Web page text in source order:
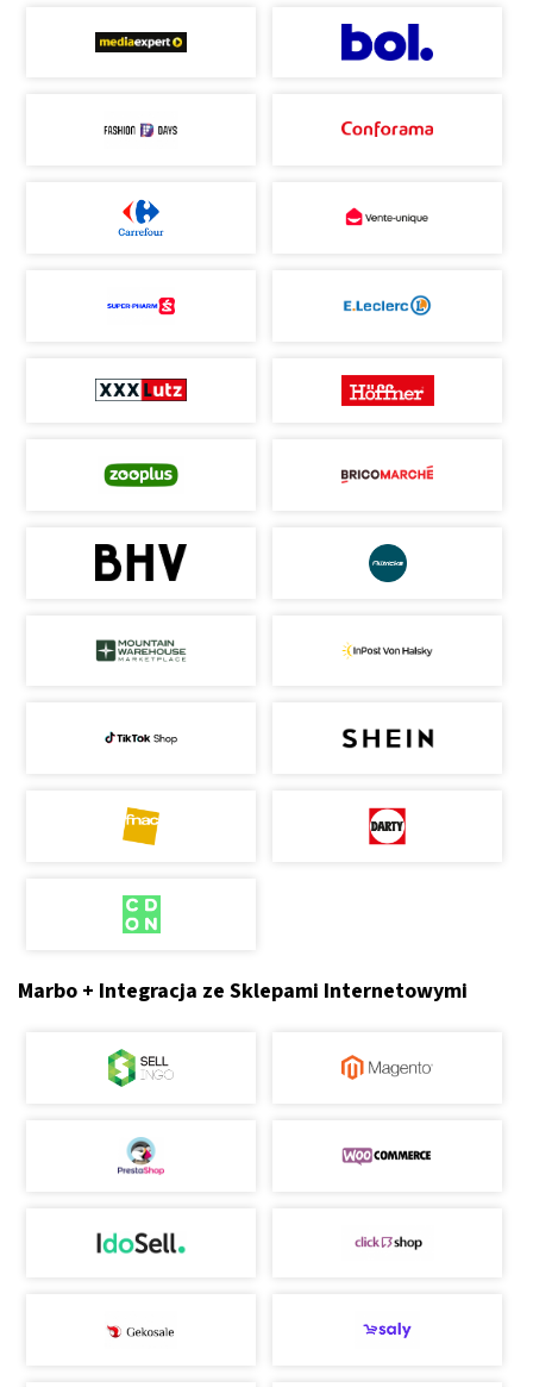
Marbo + Integracja ze Sklepami Internetowymi